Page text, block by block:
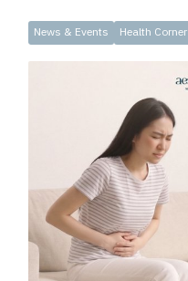
News & Events Health Corner